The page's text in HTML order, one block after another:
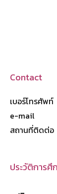
Contact
เบอร์โทรศัพ
e-mail :
สถานที่ติดต่อ
ประวัติการศึ